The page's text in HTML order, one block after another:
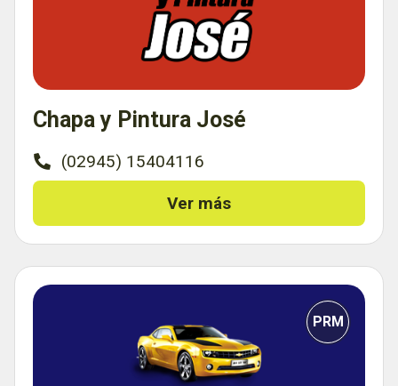
Chapa y Pintura José
(02945) 15404116
Ver más
PRM